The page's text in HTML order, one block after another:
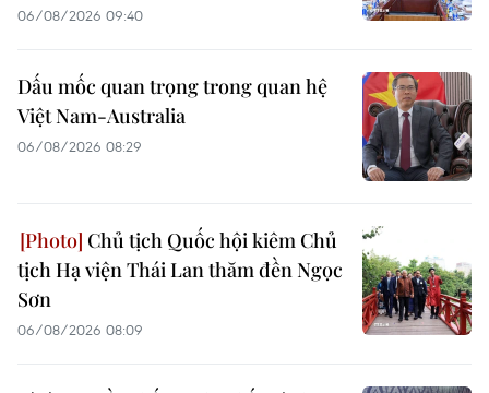
06/08/2026 09:40
Dấu mốc quan trọng trong quan hệ
Việt Nam-Australia
06/08/2026 08:29
Chủ tịch Quốc hội kiêm Chủ
tịch Hạ viện Thái Lan thăm đền Ngọc
Sơn
06/08/2026 08:09